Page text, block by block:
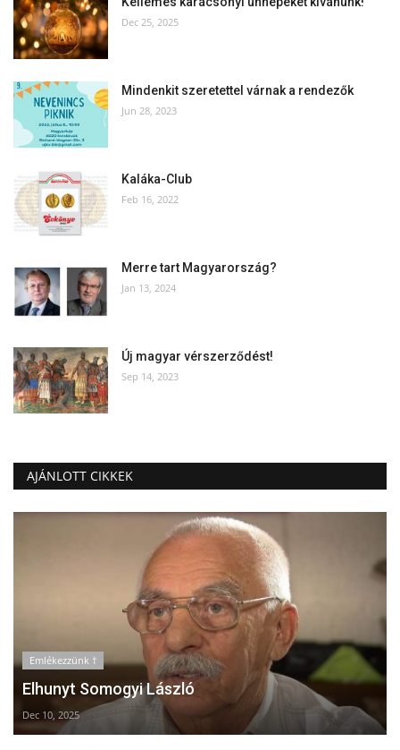
Dec 25, 2025
Mindenkit szeretettel várnak a rendezők
Jun 28, 2023
Kaláka-Club
Feb 16, 2022
Merre tart Magyarország?
Jan 13, 2024
Új magyar vérszerződést!
Sep 14, 2023
AJÁNLOTT CIKKEK
Emlékezzünk †
Elhunyt Somogyi László
Dec 10, 2025